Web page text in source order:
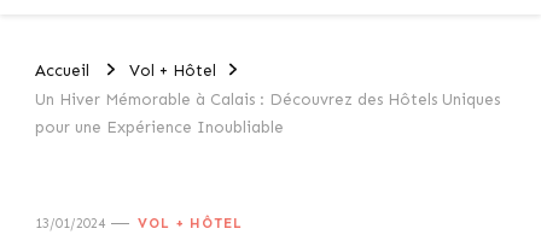
Accueil
Vol + Hôtel
Un Hiver Mémorable à Calais : Découvrez des Hôtels Uniques
pour une Expérience Inoubliable
13/01/2024 VOL + HÔTEL